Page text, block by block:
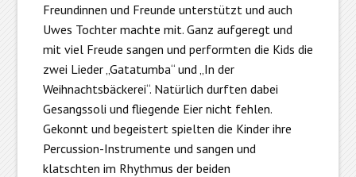
Freundinnen und Freunde unterstützt und auch
Uwes Tochter machte mit. Ganz aufgeregt und
mit viel Freude sangen und performten die Kids die
zwei Lieder „Gatatumba“ und „In der
Weihnachtsbäckerei“. Natürlich durften dabei
Gesangssoli und fliegende Eier nicht fehlen.
Gekonnt und begeistert spielten die Kinder ihre
Percussion-Instrumente und sangen und
klatschten im Rhythmus der beiden